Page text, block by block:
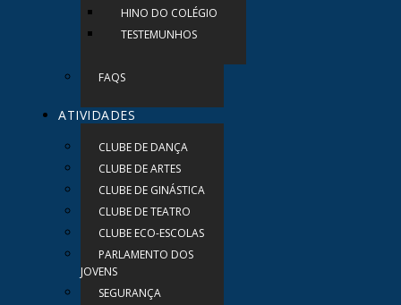
HINO DO COLÉGIO
TESTEMUNHOS
FAQS
ATIVIDADES
CLUBE DE DANÇA
CLUBE DE ARTES
CLUBE DE GINÁSTICA
CLUBE DE TEATRO
CLUBE ECO-ESCOLAS
PARLAMENTO DOS
JOVENS
SEGURANÇA